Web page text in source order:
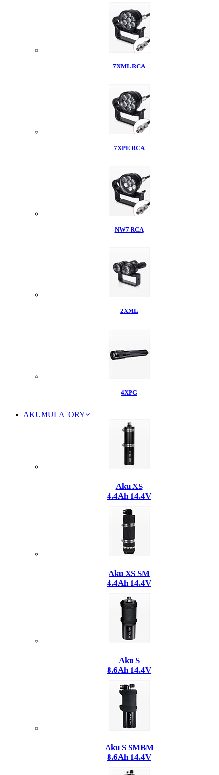
7XML RCA
7XPE RCA
NW7 RCA
2XML
4XPG
AKUMULATORY
Aku XS
4.4Ah 14.4V
Aku XS SM
4.4Ah 14.4V
Aku S
8.6Ah 14.4V
Aku S SMBM
8.6Ah 14.4V